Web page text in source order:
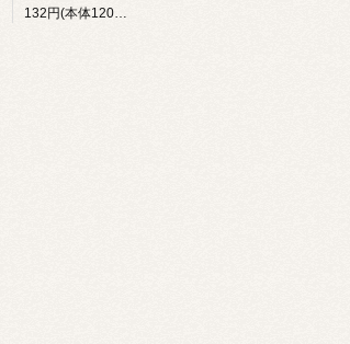
132円(本体120円、税12円)